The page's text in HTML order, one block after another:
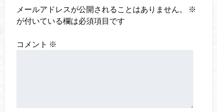
メールアドレスが公開されることはありません。
※
が付いている欄は必須項目です
コメント ※